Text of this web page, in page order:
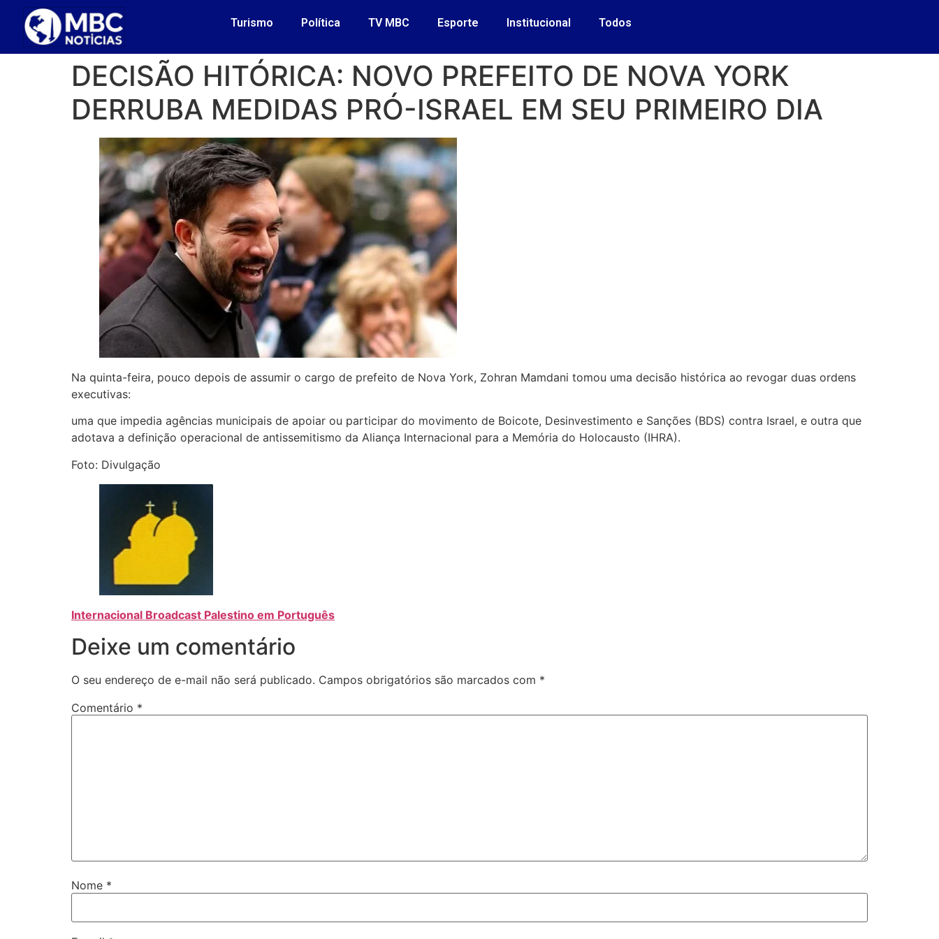
Turismo Política TV MBC Esporte Institucional Todos
DECISÃO HITÓRICA: NOVO PREFEITO DE NOVA YORK
DERRUBA MEDIDAS PRÓ-ISRAEL EM SEU PRIMEIRO DIA
Na quinta-feira, pouco depois de assumir o cargo de prefeito de Nova York, Zohran Mamdani tomou uma decisão histórica ao revogar duas ordens
executivas:
uma que impedia agências municipais de apoiar ou participar do movimento de Boicote, Desinvestimento e Sanções (BDS) contra Israel, e outra que
adotava a definição operacional de antissemitismo da Aliança Internacional para a Memória do Holocausto (IHRA).
Foto: Divulgação
Internacional Broadcast Palestino em Português
Deixe um comentário
O seu endereço de e-mail não será publicado. Campos obrigatórios são marcados com *
Comentário *
Nome *